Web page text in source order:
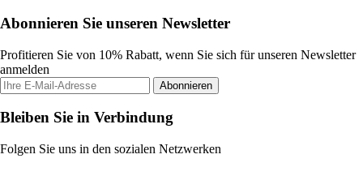
Abonnieren Sie unseren Newsletter
Profitieren Sie von 10% Rabatt, wenn Sie sich für unseren Newsletter
anmelden
Abonnieren
Bleiben Sie in Verbindung
Folgen Sie uns in den sozialen Netzwerken